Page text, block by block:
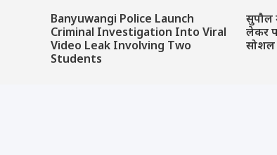
Banyuwangi Police Launch
Criminal Investigation Into Viral
Video Leak Involving Two
Students
सुपौल
लेकर
सोशल